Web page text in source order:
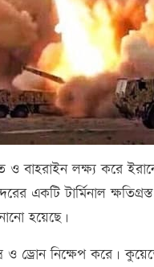
ও বাহরাইন লক্ষ্য করে
একটি টার্মিনাল
হয়েছে।
ড্রোন নিক্ষেপ করে।